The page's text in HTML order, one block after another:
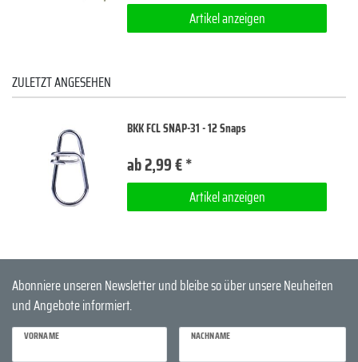
Artikel anzeigen
ZULETZT ANGESEHEN
BKK FCL SNAP-31 - 12 Snaps
ab 2,99 € *
Artikel anzeigen
Abonniere unseren Newsletter und bleibe so über unsere Neuheiten
und Angebote informiert.
VORNAME NACHNAME